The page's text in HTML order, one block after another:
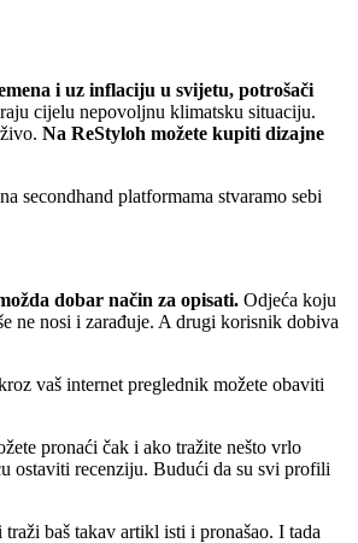
i uz inflaciju u svijetu, potrošači
cijelu nepovoljnu klimatsku situaciju.
Na ReStyloh možete kupiti dizajne
secondhand platformama stvaramo sebi
dobar način za opisati. Odjeća koju
ne nosi i zarađuje. A drugi korisnik dobiva
vaš internet preglednik možete obaviti
pronaći čak i ako tražite nešto vrlo
ostaviti recenziju. Budući da su svi profili
baš takav artikl isti i pronašao. I tada